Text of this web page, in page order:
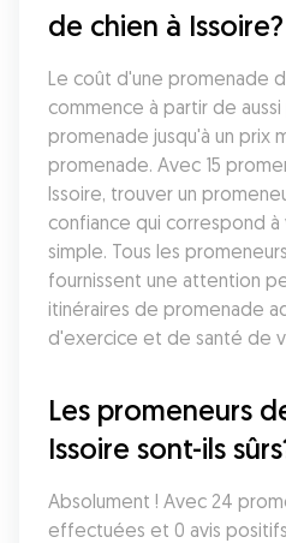
de chien à Issoire?
Le coût d'une promenade
commence à partir de
promenade jusqu'à un prix
promenade. Avec 15
Issoire, trouver un
confiance qui correspond
simple. Tous les
fournissent une attention
itinéraires de promenade
d'exercice et de santé de
Les promeneurs
Issoire sont-ils
Absolument ! Avec 24
effectuées et 0 avis